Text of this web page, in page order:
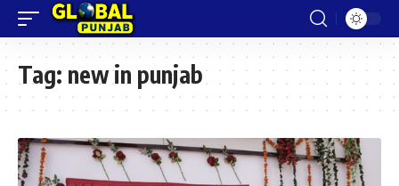
Tag: new in punjab